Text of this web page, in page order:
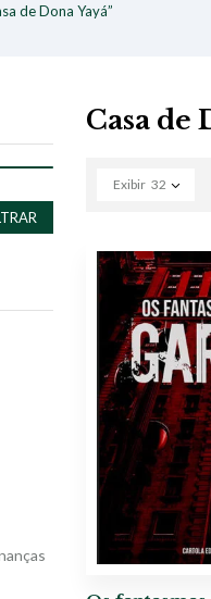
de Dona Yayá”
Casa de
Exibir 32